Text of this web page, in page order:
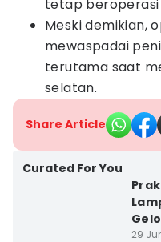
tetap beroperasi
Meski demikian,
mewaspadai
terutama saat
selatan.
Share Article
Curated For You
29